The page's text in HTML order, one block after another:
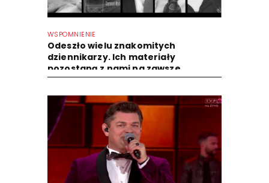
WSPOMNIENIE
Odeszło wielu znakomitych
dziennikarzy. Ich materiały
pozostaną z nami na zawsze